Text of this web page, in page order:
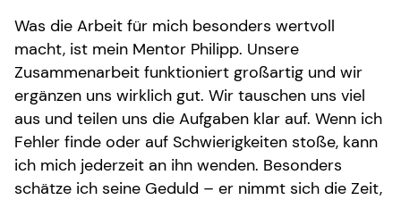
Was die Arbeit für mich besonders wertvoll
macht, ist mein Mentor Philipp. Unsere
Zusammenarbeit funktioniert großartig und wir
ergänzen uns wirklich gut. Wir tauschen uns viel
aus und teilen uns die Aufgaben klar auf. Wenn ich
Fehler finde oder auf Schwierigkeiten stoße, kann
ich mich jederzeit an ihn wenden. Besonders
schätze ich seine Geduld – er nimmt sich die Zeit,